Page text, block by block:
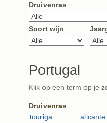
Druivenras
Soort wijn
Portugal
Klik op een term op je
Druivenras
touriga
alicante